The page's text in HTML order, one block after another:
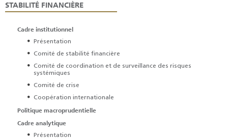
STABILITÉ FINANCIÈRE
Cadre institutionnel
Présentation
Comité de stabilité financière
Comité de coordination et de surveillance des risques
systémiques
Comité de crise
Coopération internationale
Politique macroprudentielle
Cadre analytique
Présentation